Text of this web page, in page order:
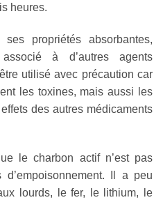
heures.
propriétés absorbantes,
à d’autres agents
utilisé avec précaution car
les toxines, mais aussi les
des autres médicaments
le charbon actif n’est pas
Il a peu
lourds, le fer, le lithium, le